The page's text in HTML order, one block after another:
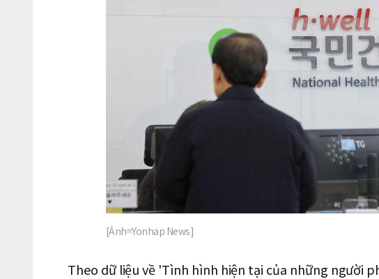
[Ảnh=Yonhap News]
Theo dữ liệu về 'Tình hình hiện tại của những người